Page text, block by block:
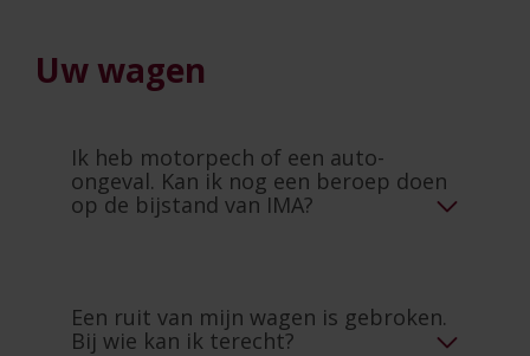
Uw wagen
Ik heb motorpech of een auto-
ongeval. Kan ik nog een beroep doen
op de bijstand van IMA?
Een ruit van mijn wagen is gebroken.
Bij wie kan ik terecht?